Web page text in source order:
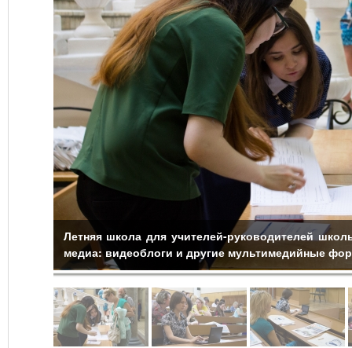
Летняя школа для учителей-руководителей
медиа: видеоблоги и другие мультимедийные